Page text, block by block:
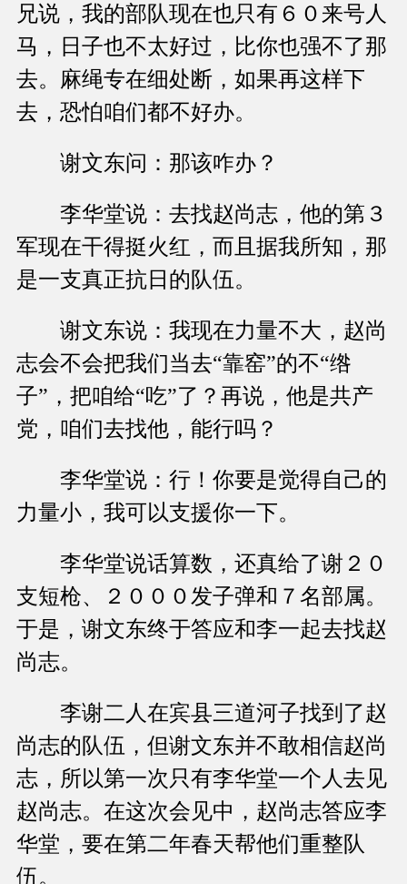
兄说，我的部队现在也只有６０来号人
马，日子也不太好过，比你也强不了那
去。麻绳专在细处断，如果再这样下
去，恐怕咱们都不好办。
谢文东问：那该咋办？
李华堂说：去找赵尚志，他的第３
军现在干得挺火红，而且据我所知，那
是一支真正抗日的队伍。
谢文东说：我现在力量不大，赵尚
志会不会把我们当去“靠窑”的不“绺
子”，把咱给“吃”了？再说，他是共产
党，咱们去找他，能行吗？
李华堂说：行！你要是觉得自己的
力量小，我可以支援你一下。
李华堂说话算数，还真给了谢２０
支短枪、２０００发子弹和７名部属。
于是，谢文东终于答应和李一起去找赵
尚志。
李谢二人在宾县三道河子找到了赵
尚志的队伍，但谢文东并不敢相信赵尚
志，所以第一次只有李华堂一个人去见
赵尚志。在这次会见中，赵尚志答应李
华堂，要在第二年春天帮他们重整队
伍。